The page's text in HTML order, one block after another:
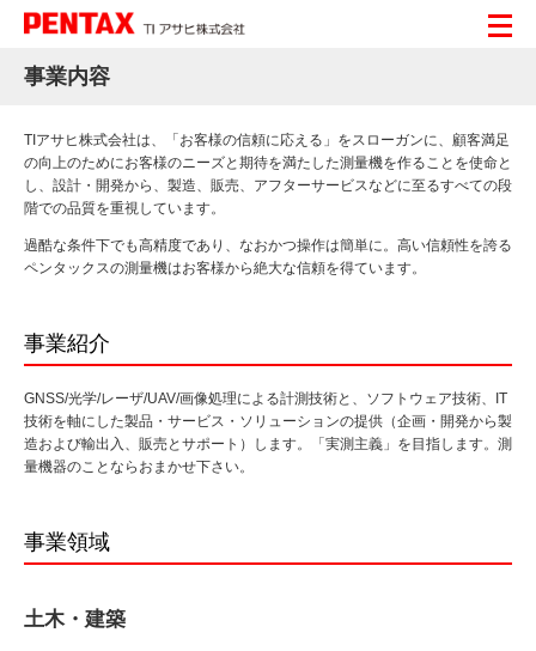
事業内容
TIアサヒ株式会社は、「お客様の信頼に応える」をスローガンに、顧客満足
の向上のためにお客様のニーズと期待を満たした測量機を作ることを使命と
し、設計・開発から、製造、販売、アフターサービスなどに至るすべての段
階での品質を重視しています。
過酷な条件下でも高精度であり、なおかつ操作は簡単に。高い信頼性を誇る
ペンタックスの測量機はお客様から絶大な信頼を得ています。
事業紹介
GNSS/光学/レーザ/UAV/画像処理による計測技術と、ソフトウェア技術、IT
技術を軸にした製品・サービス・ソリューションの提供（企画・開発から製
造および輸出入、販売とサポート）します。「実測主義」を目指します。測
量機器のことならおまかせ下さい。
事業領域
土木・建築